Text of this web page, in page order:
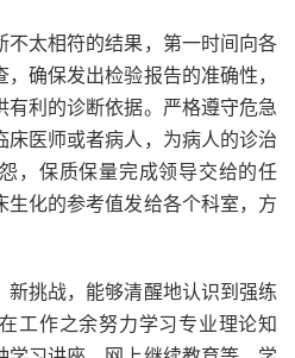
太相符的结果，第一时间向各
确保发出检验报告的准确性，
有利的诊断依据。严格遵守危急
医师或者病人，为病人的诊治
，保质保量完成领导交给的任
生化的参考值发给各个科室，方
挑战，能够清醒地认识到强练
工作之余努力学习专业理论知